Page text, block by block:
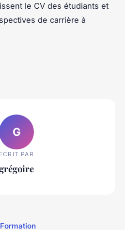
le CV des étudiants et
de carrière à
G
ECRIT PAR